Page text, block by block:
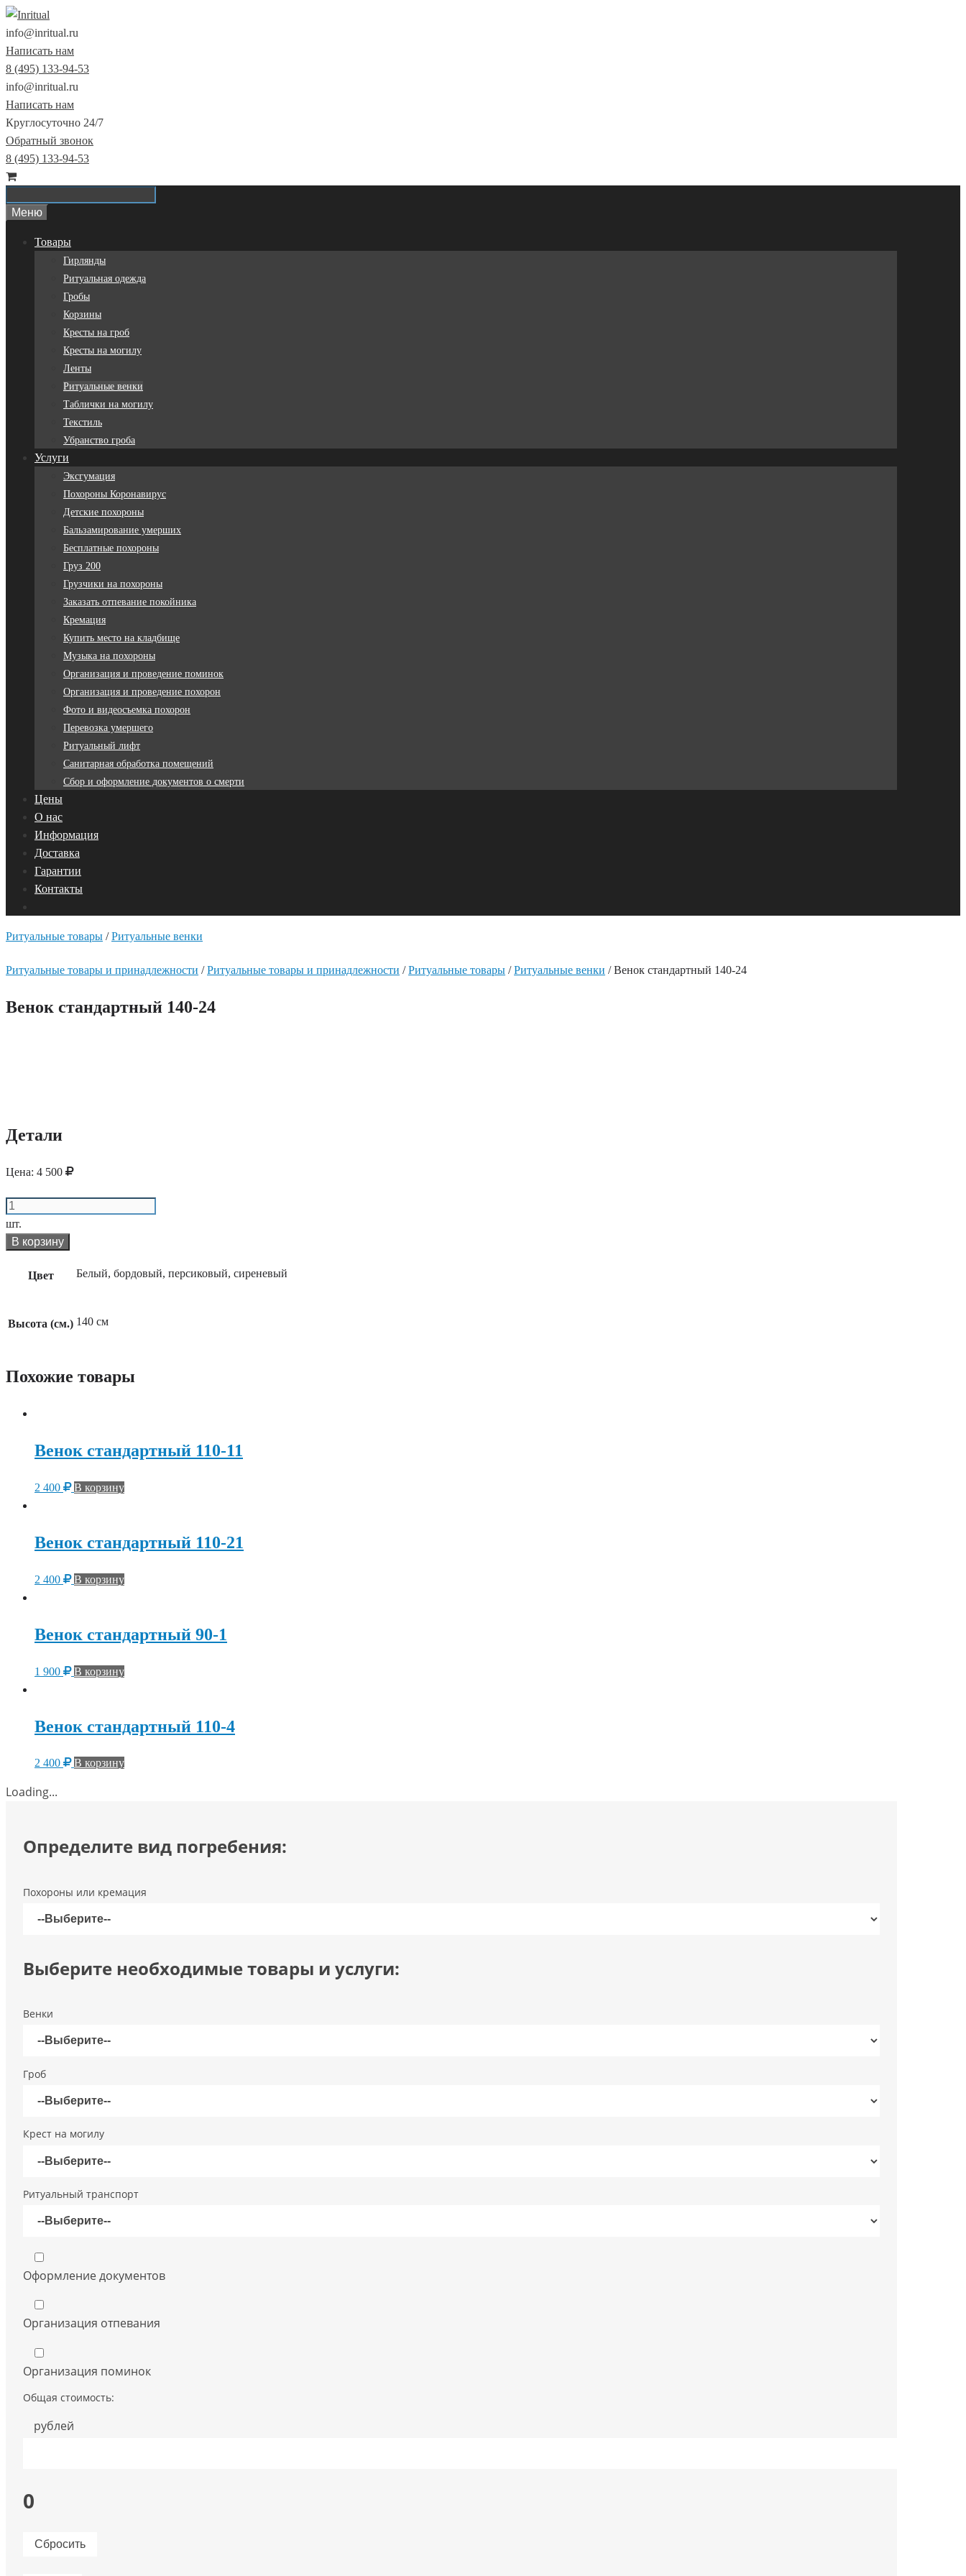
Перейти
к
содержимому
info@inritual.ru
Написать нам
8 (495) 133-94-53
info@inritual.ru
Написать нам
Круглосуточно 24/7
Обратный звонок
8 (495) 133-94-53
Меню
Товары
Гирлянды
Ритуальная одежда
Гробы
Корзины
Кресты на гроб
Кресты на могилу
Ленты
Ритуальные венки
Таблички на могилу
Текстиль
Убранство гроба
Услуги
Эксгумация
Похороны Коронавирус
Детские похороны
Бальзамирование умерших
Бесплатные похороны
Груз 200
Грузчики на похороны
Заказать отпевание покойника
Кремация
Купить место на кладбище
Музыка на похороны
Организация и проведение поминок
Организация и проведение похорон
Фото и видеосъемка похорон
Перевозка умершего
Ритуальный лифт
Санитарная обработка помещений
Сбор и оформление документов о смерти
Цены
О нас
Информация
Доставка
Гарантии
Контакты
Ритуальные товары /Ритуальные венки
Ритуальные товары и принадлежности /Ритуальные товары и принадлежности /Ритуальные товары /Ритуальные венки / Венок стандартный 140-24
Венок стандартный 140-24
Детали
Цена: 4 500
Количество
Венок
стандартный
шт.
В корзину
Цвет Белый, бордовый, персиковый, сиреневый
Высота (см.) 140 см
Похожие товары
Венок стандартный 110-11
2 400 В корзину
Венок стандартный 110-21
2 400 В корзину
Венок стандартный 90-1
1 900 В корзину
Венок стандартный 110-4
2 400 В корзину
Loading...
Определите вид погребения:
Похороны или кремация
Выберите необходимые товары и услуги:
Венки
Гроб
Крест на могилу
Ритуальный транспорт
Оформление документов
Организация отпевания
Организация поминок
Общая стоимость:
рублей
0
Сбросить